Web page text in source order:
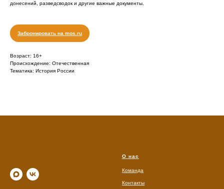
донесений, разведсводок и другие важные документы.
Забронировать на mos.ru
Возраст: 16+
Происхождение: Отечественная
Тематика: История России
О нас
Команда
Контакты